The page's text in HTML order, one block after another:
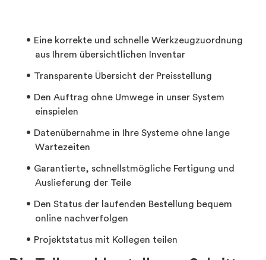
Eine korrekte und schnelle Werkzeugzuordnung
aus Ihrem übersichtlichen Inventar
Transparente Übersicht der Preisstellung
Den Auftrag ohne Umwege in unser System
einspielen
Datenübernahme in Ihre Systeme ohne lange
Wartezeiten
Garantierte, schnellstmögliche Fertigung und
Auslieferung der Teile
Den Status der laufenden Bestellung bequem
online nachverfolgen
Projektstatus mit Kollegen teilen